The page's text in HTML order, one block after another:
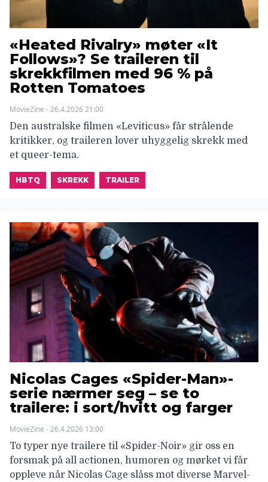
«Heated Rivalry» møter «It
Follows»? Se traileren til
skrekkfilmen med 96 % på
Rotten Tomatoes
MovieZine - 26.4.2026 21:00
Den australske filmen «Leviticus» får strålende
kritikker, og traileren lover uhyggelig skrekk med
et queer-tema.
HBTQ SKREKK TRAILER
Nicolas Cages «Spider-Man»-
serie nærmer seg – se to
trailere: i sort/hvitt og farger
MovieZine - 26.4.2026 13:00
To typer nye trailere til «Spider-Noir» gir oss en
forsmak på all actionen, humoren og mørket vi får
oppleve når Nicolas Cage slåss mot diverse Marvel-